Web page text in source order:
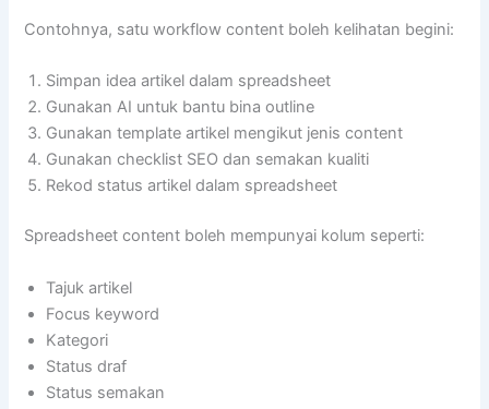
Contohnya, satu workflow content boleh kelihatan begini:
Simpan idea artikel dalam spreadsheet
Gunakan AI untuk bantu bina outline
Gunakan template artikel mengikut jenis content
Gunakan checklist SEO dan semakan kualiti
Rekod status artikel dalam spreadsheet
Spreadsheet content boleh mempunyai kolum seperti:
Tajuk artikel
Focus keyword
Kategori
Status draf
Status semakan